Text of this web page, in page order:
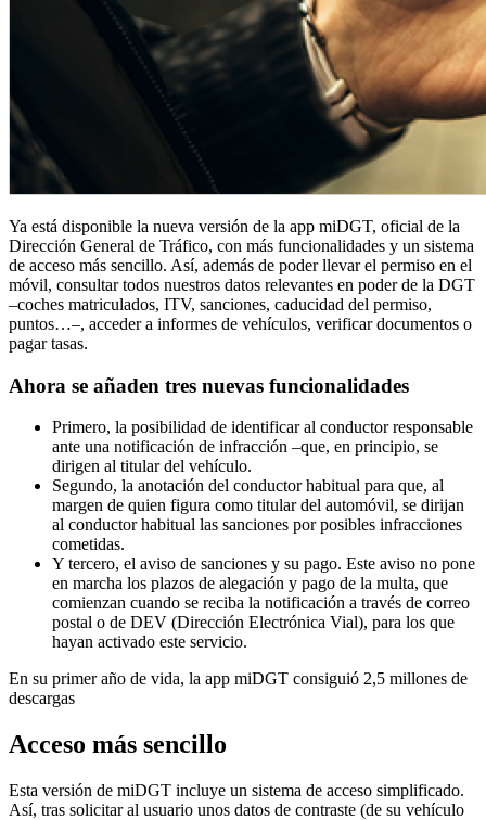
Ya está disponible la nueva versión de la app miDGT, oficial de la
Dirección General de Tráfico, con más funcionalidades y un sistema
de acceso más sencillo. Así, además de poder llevar el permiso en el
móvil, consultar todos nuestros datos relevantes en poder de la DGT
–coches matriculados, ITV, sanciones, caducidad del permiso,
puntos…–, acceder a informes de vehículos, verificar documentos o
pagar tasas.
Ahora se añaden tres nuevas funcionalidades
Primero, la posibilidad de identificar al conductor responsable
ante una notificación de infracción –que, en principio, se
dirigen al titular del vehículo.
Segundo, la anotación del conductor habitual para que, al
margen de quien figura como titular del automóvil, se dirijan
al conductor habitual las sanciones por posibles infracciones
cometidas.
Y tercero, el aviso de sanciones y su pago. Este aviso no pone
en marcha los plazos de alegación y pago de la multa, que
comienzan cuando se reciba la notificación a través de correo
postal o de DEV (Dirección Electrónica Vial), para los que
hayan activado este servicio.
En su primer año de vida, la app miDGT consiguió 2,5 millones de
descargas
Acceso más sencillo
Esta versión de miDGT incluye un sistema de acceso simplificado.
Así, tras solicitar al usuario unos datos de contraste (de su vehículo